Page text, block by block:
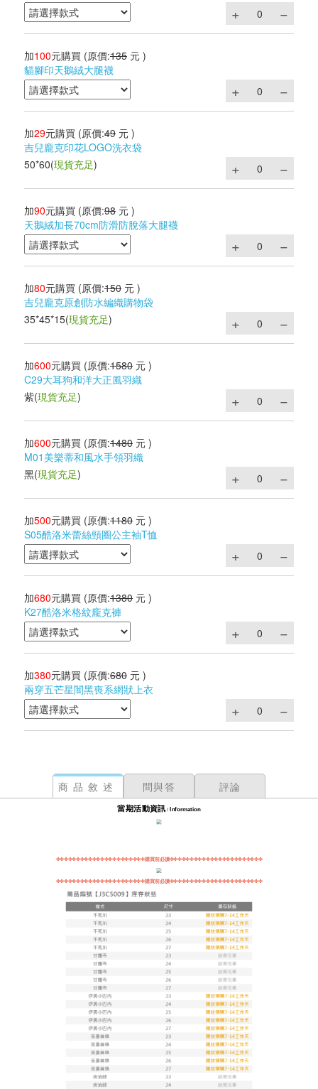
加100元購買 (原價:135 元 )
貓腳印天鵝絨大腿襪
加29元購買 (原價:49 元 )
吉兒龐克印花LOGO洗衣袋
50*60(現貨充足)
加90元購買 (原價:98 元 )
天鵝絨加長70cm防滑防脫落大腿襪
加80元購買 (原價:150 元 )
吉兒龐克原創防水編織購物袋
35*45*15(現貨充足)
加600元購買 (原價:1580 元 )
C29大耳狗和洋大正風羽織
紫(現貨充足)
加600元購買 (原價:1480 元 )
M01美樂蒂和風水手領羽織
黑(現貨充足)
加500元購買 (原價:1180 元 )
S05酷洛米蕾絲頸圈公主袖T恤
加680元購買 (原價:1380 元 )
K27酷洛米格紋龐克褲
加380元購買 (原價:680 元 )
兩穿五芒星闇黑喪系網狀上衣
商品敘述 問與答 評論